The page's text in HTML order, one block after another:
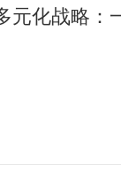
元化战略：